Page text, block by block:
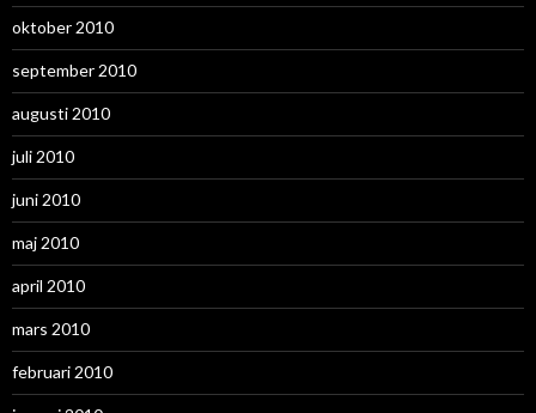
oktober 2010
september 2010
augusti 2010
juli 2010
juni 2010
maj 2010
april 2010
mars 2010
februari 2010